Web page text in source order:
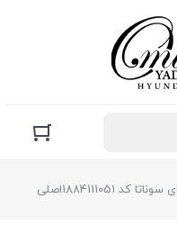
1884111051اصلی